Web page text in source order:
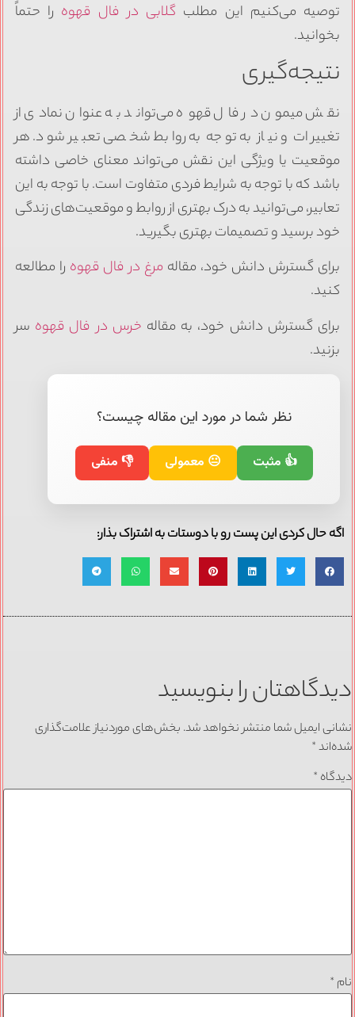
توصیه می‌کنیم این مطلب گلابی در فال قهوهرا حتماً
بخوانید.
نتیجه‌گیری
نقش میمون در فال قهوه می‌تواند به عنوان نمادی از
تغییرات و نیاز به توجه به روابط شخصی تعبیر شود. هر
موقعیت یا ویژگی این نقش می‌تواند معنای خاصی داشته
باشد که با توجه به شرایط فردی متفاوت است. با توجه به این
تعابیر، می‌توانید به درک بهتری از روابط و موقعیت‌های زندگی
خود برسید و تصمیمات بهتری بگیرید.
برای گسترش دانش خود، مقاله مرغ در فال قهوهرا مطالعه
کنید.
برای گسترش دانش خود، به مقاله خرس در فال قهوهسر
بزنید.
نظر شما در مورد این مقاله چیست؟
👍 مثبت 😐 معمولی 👎 منفی
اگه حال کردی این پست رو با دوستات به اشتراک بذار:
دیدگاهتان را بنویسید
نشانی ایمیل شما منتشر نخواهد شد. بخش‌های موردنیاز علامت‌گذاری
شده‌اند*
دیدگاه *
نام *